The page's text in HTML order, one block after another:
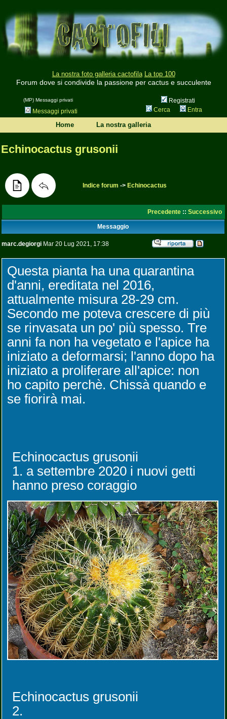
La nostra foto galleria cactofila La top 100
Forum dove si condivide la passione per cactus e succulente
(MP) Messaggi privati
Registrati
Messaggi privati
Cerca Entra
Home La nostra galleria
Echinocactus grusonii
Indice forum -> Echinocactus
Precedente :: Successivo
Messaggio
marc.degiorgi Mar 20 Lug 2021, 17:38
Questa pianta ha una quarantina
d'anni, ereditata nel 2016,
attualmente misura 28-29 cm.
Secondo me poteva crescere di più
se rinvasata un po' più spesso. Tre
anni fa non ha vegetato e l'apice ha
iniziato a deformarsi; l'anno dopo ha
iniziato a proliferare all'apice: non
ho capito perchè. Chissà quando e
se fiorirà mai.
Echinocactus grusonii
1. a settembre 2020 i nuovi getti
hanno preso coraggio
Echinocactus grusonii
2.